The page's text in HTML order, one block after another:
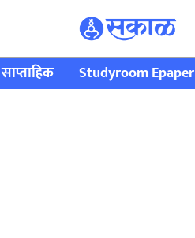
साप्ताहिक Studyroom Epaper